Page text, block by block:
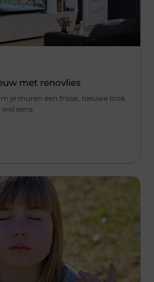
met renovlies
je muren een frisse, nieuwe look
wel eens